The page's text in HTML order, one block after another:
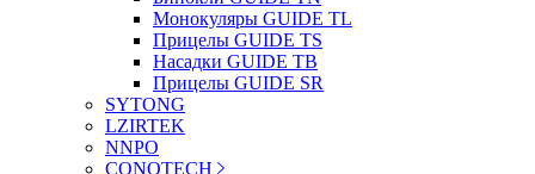
Монокуляры GUIDE TL
Прицелы GUIDE TS
Насадки GUIDE TB
Прицелы GUIDE SR
SYTONG
LZIRTEK
NNPO
CONOTECH